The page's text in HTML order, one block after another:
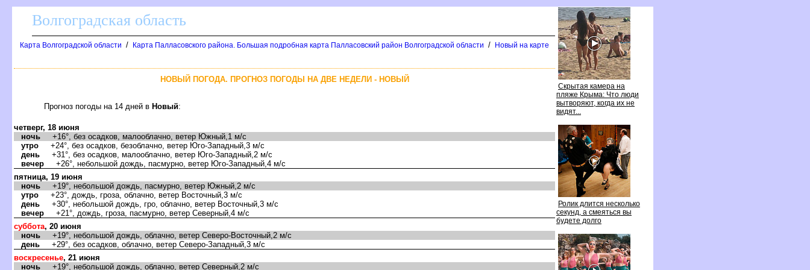
Скрытая камера на
пляже Крыма: Что люди
ытворяют, когда их не
идят...
Ролик длится несколько
секунд, а смеяться вы
удете долго
олгоградская область
Карта Волгоградской области / Карта Палласовского района. Большая подробная карта Палласовский район Волгоградской области / Новый на карте
НОВЫЙ ПОГОДА. ПРОГНОЗ ПОГОДЫ НА ДВЕ НЕДЕЛИ - НОВЫЙ
Прогноз погоды на 14 дней Новый:
четверг, 18 июня
ночь +16°, без осадков, малооблачно, ветер Южный,1 м/с
утро +24°, без осадков, безоблачно, ветер Юго-Западный,3 м/с
день +31°, без осадков, малооблачно, ветер Юго-Западный,2 м/с
ечер +26°, небольшой дождь, пасмурно, ветер Юго-Западный,4 м/с
пятница, 19 июня
ночь +19°, небольшой дождь, пасмурно, ветер Южный,2 м/с
утро +23°, дождь, гроза, облачно, ветер Восточный,3 м/с
день +30°, небольшой дождь, гро, облачно, ветер Восточный,3 м/с
ечер +21°, дождь, гроза, пасмурно, ветер Северный,4 м/с
суббота, 20 июня
ночь +19°, небольшой дождь, облачно, ветер Северо-Восточный,2 м/с
день +29°, без осадков, облачно, ветер Северо-Западный,3 м/с
оскресенье, 21 июня
ночь +19°, небольшой дождь, облачно, ветер Северный,2 м/с